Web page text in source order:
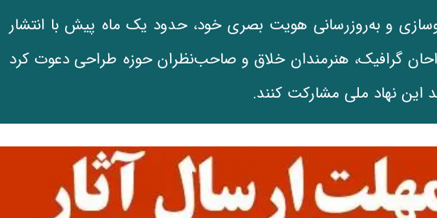
و به‌روزرسانی هویت بصری خود، حدود یک ماه پیش با انتشار
گرافیک، هنرمندان خلاق و صاحب‌نظران حوزه طراحی دعوت کرد
این نهاد ملی مشارکت کنند.